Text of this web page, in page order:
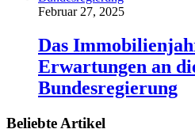
Februar 27, 2025
Das
Erwartungen an
Bundesregierung
Beliebte Artikel